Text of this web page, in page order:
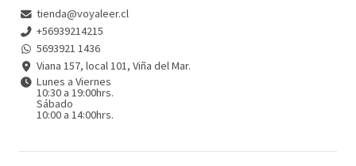
tienda@voyaleer.cl
+56939214215
5693921 1436
Viana 157, local 101, Viña del Mar.
Lunes a Viernes
10:30 a 19:00hrs.
Sábado
10:00 a 14:00hrs.